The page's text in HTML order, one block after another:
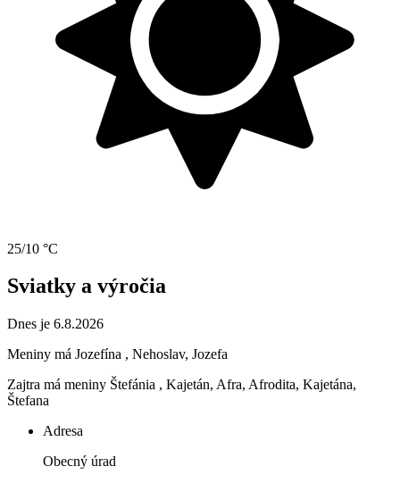
25/10 °C
Sviatky a výročia
Dnes je 6.8.2026
Meniny má Jozefína , Nehoslav, Jozefa
Zajtra má meniny Štefánia , Kajetán, Afra, Afrodita, Kajetána,
Štefana
Adresa
Obecný úrad